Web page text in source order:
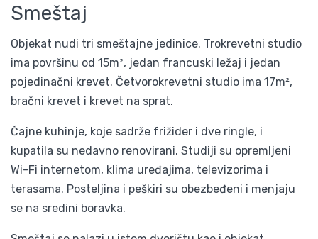
Smeštaj
Objekat nudi tri smeštajne jedinice. Trokrevetni studio
ima površinu od 15m², jedan francuski ležaj i jedan
pojedinačni krevet. Četvorokrevetni studio ima 17m²,
bračni krevet i krevet na sprat.
Čajne kuhinje, koje sadrže frižider i dve ringle, i
kupatila su nedavno renovirani. Studiji su opremljeni
Wi-Fi internetom, klima uređajima, televizorima i
terasama. Posteljina i peškiri su obezbeđeni i menjaju
se na sredini boravka.